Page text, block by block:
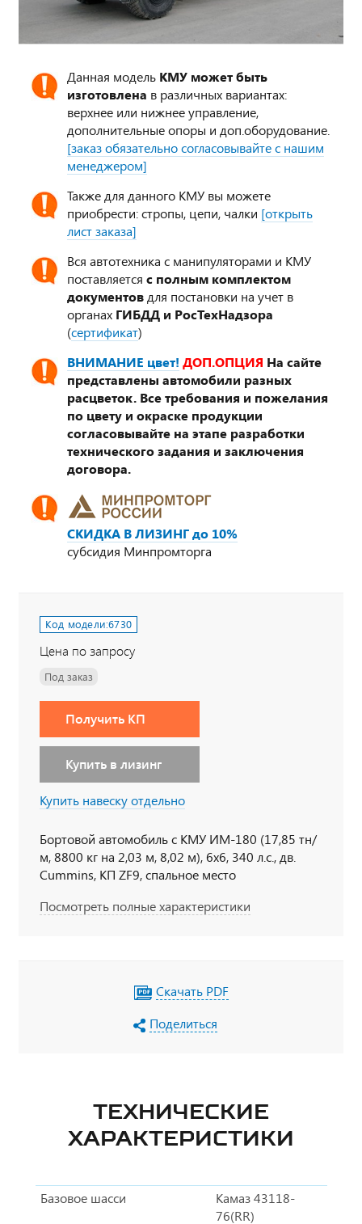
Данная модель КМУ может быть
изготовлена в различных вариантах:
верхнее или нижнее управление,
дополнительные опоры и доп.оборудование.
[заказ обязательно согласовывайте с нашим
менеджером]
Также для данного КМУ вы можете
приобрести: стропы, цепи, чалки [открыть
лист заказа]
Вся автотехника с манипуляторами и КМУ
поставляется с полным комплектом
документовдля постановки на учет в
органах ГИБДД и РосТехНадзора
(сертификат)
ВНИМАНИЕ цвет! ДОП.ОПЦИЯ На сайте
представлены автомобили разных
расцветок. Все требования и пожелания
по цвету и окраске продукции
согласовывайте на этапе разработки
технического задания и заключения
договора.
СКИДКА В ЛИЗИНГ до 10%
субсидия Минпромторга
Код модели:6730
Цена по запросу
Под заказ
Получить КП
Купить в лизинг
Купить навеску отдельно
Бортовой автомобиль с КМУ ИМ-180 (17,85 тн/
м, 8800 кг на 2,03 м, 8,02 м), 6х6, 340 л.с., дв.
Cummins, КП ZF9, спальное место
Посмотреть полные характеристики
Скачать PDF
Поделиться
ТЕХНИЧЕСКИЕ
ХАРАКТЕРИСТИКИ
Базовое шасси
Камаз 43118-
76(RR)